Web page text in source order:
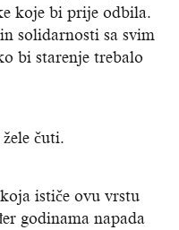
koje bi prije odbila.
solidarnosti sa svim
bi starenje trebalo
čuti.
ističe ovu vrstu
godinama napada